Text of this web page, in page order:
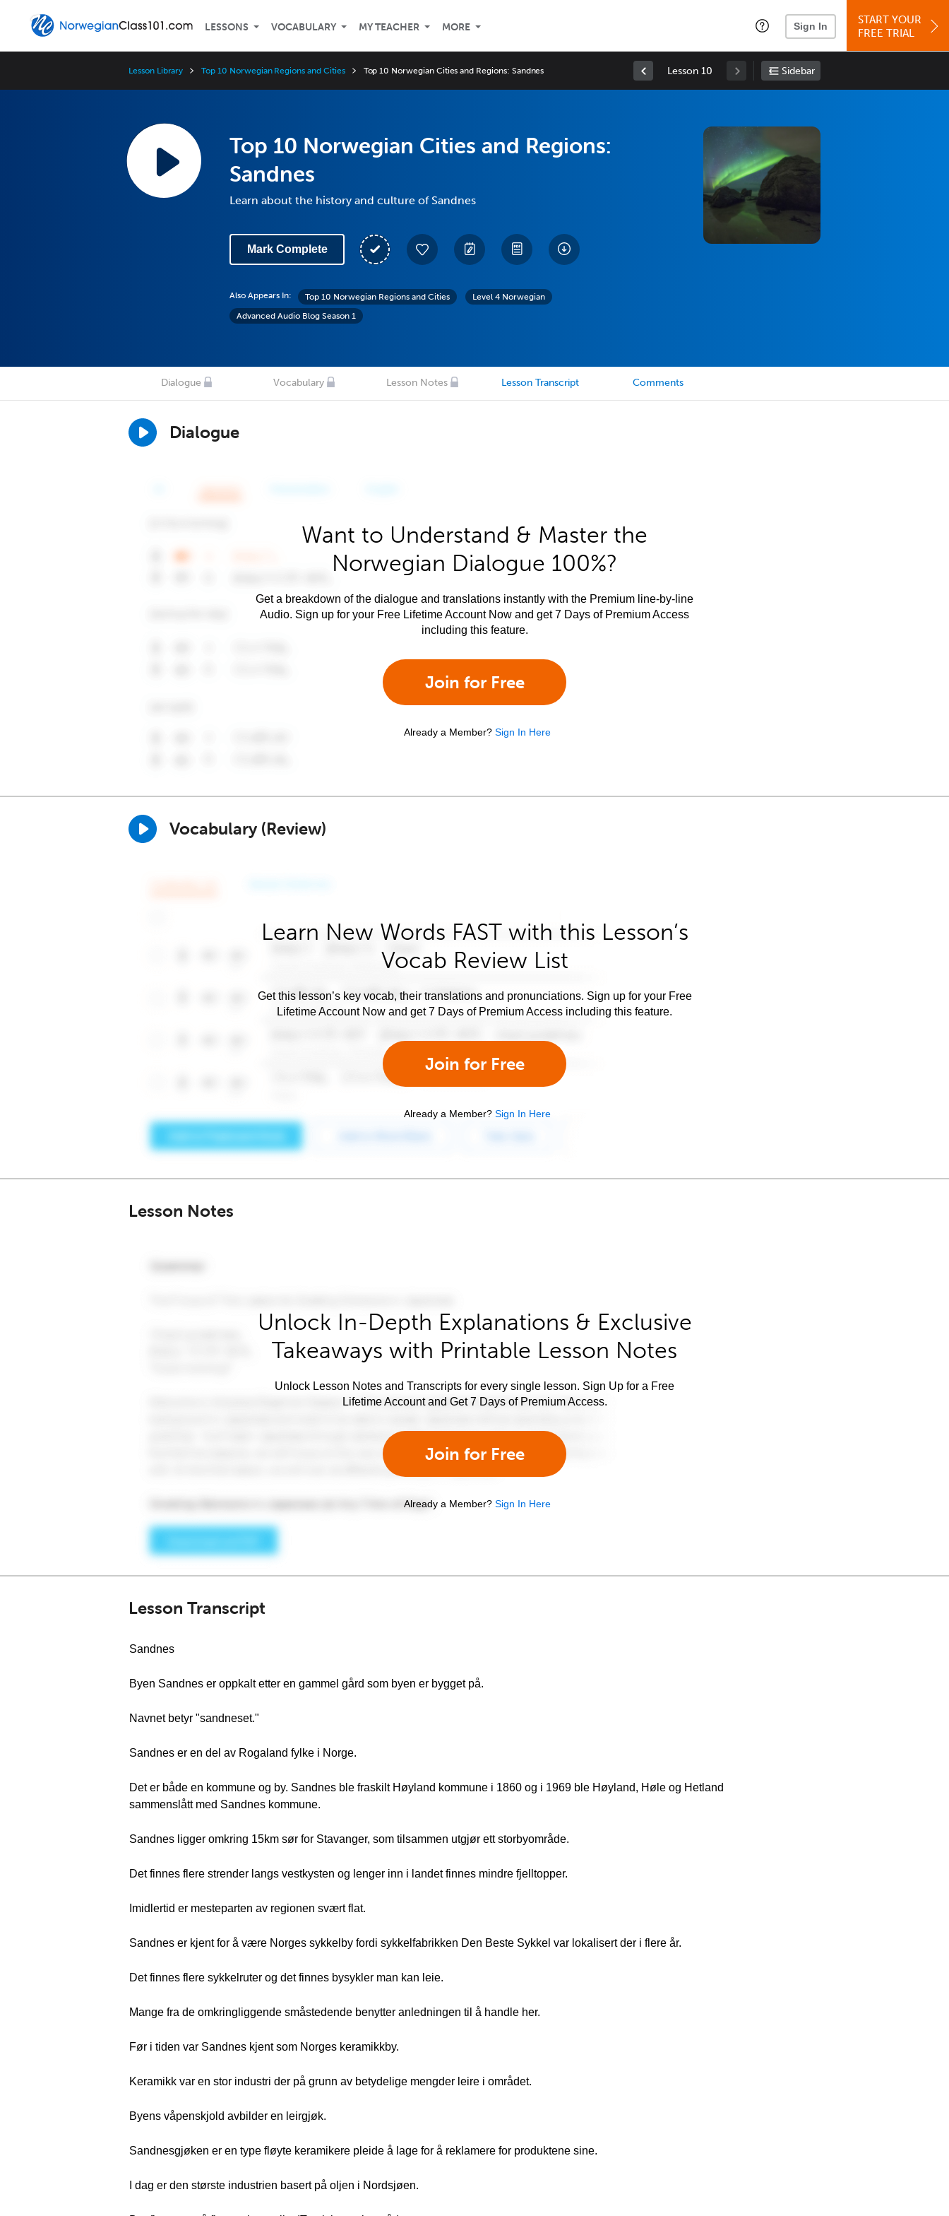
LESSONS VOCABULARY MY TEACHER MORE Sign In
START YOUR
FREE TRIAL
Lesson Library Top 10 Norwegian Regions and Cities Top 10 Norwegian Cities and Regions: Sandnes Lesson 10 Sidebar
Top 10 Norwegian Cities and Regions:
Sandnes
Learn about the history and culture of Sandnes
Mark Complete
Also Appears In: Top 10 Norwegian Regions and Cities
Level 4 Norwegian
Advanced Audio Blog Season 1
Dialogue Vocabulary Lesson Notes Lesson Transcript Comments
Dialogue
Want to Understand & Master the
Norwegian Dialogue 100%?
Get a breakdown of the dialogue and translations instantly with the Premium line-by-line
Audio. Sign up for your Free Lifetime Account Now and get 7 Days of Premium Access
including this feature.
Join for Free
Already a Member? Sign In Here
Vocabulary (Review)
Learn New Words FAST with this Lesson’s
Vocab Review List
Get this lesson’s key vocab, their translations and pronunciations. Sign up for your Free
Lifetime Account Now and get 7 Days of Premium Access including this feature.
Join for Free
Already a Member? Sign In Here
Lesson Notes
Unlock In-Depth Explanations & Exclusive
Takeaways with Printable Lesson Notes
Unlock Lesson Notes and Transcripts for every single lesson. Sign Up for a Free
Lifetime Account and Get 7 Days of Premium Access.
Join for Free
Already a Member? Sign In Here
Lesson Transcript
Sandnes
Byen Sandnes er oppkalt etter en gammel gård som byen er bygget på.
Navnet betyr "sandneset."
Sandnes er en del av Rogaland fylke i Norge.
Det er både en kommune og by. Sandnes ble fraskilt Høyland kommune i 1860 og i 1969 ble Høyland, Høle og Hetland
sammenslått med Sandnes kommune.
Sandnes ligger omkring 15km sør for Stavanger, som tilsammen utgjør ett storbyområde.
Det finnes flere strender langs vestkysten og lenger inn i landet finnes mindre fjelltopper.
Imidlertid er mesteparten av regionen svært flat.
Sandnes er kjent for å være Norges sykkelby fordi sykkelfabrikken Den Beste Sykkel var lokalisert der i flere år.
Det finnes flere sykkelruter og det finnes bysykler man kan leie.
Mange fra de omkringliggende småstedende benytter anledningen til å handle her.
Før i tiden var Sandnes kjent som Norges keramikkby.
Keramikk var en stor industri der på grunn av betydelige mengder leire i området.
Byens våpenskjold avbilder en leirgjøk.
Sandnesgjøken er en type fløyte keramikere pleide å lage for å reklamere for produktene sine.
I dag er den største industrien basert på oljen i Nordsjøen.